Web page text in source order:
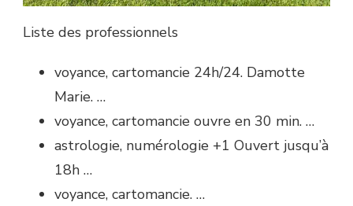
Liste des professionnels
voyance, cartomancie 24h/24. Damotte
Marie. …
voyance, cartomancie ouvre en 30 min. …
astrologie, numérologie +1 Ouvert jusqu’à
18h …
voyance, cartomancie. …